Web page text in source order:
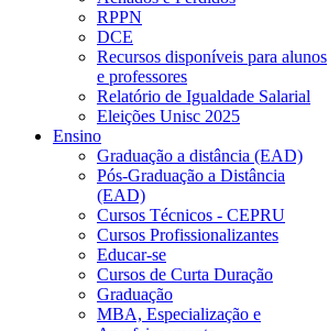
RPPN
DCE
Recursos disponíveis para alunos
e professores
Relatório de Igualdade Salarial
Eleições Unisc 2025
Ensino
Graduação a distância (EAD)
Pós-Graduação a Distância
(EAD)
Cursos Técnicos - CEPRU
Cursos Profissionalizantes
Educar-se
Cursos de Curta Duração
Graduação
MBA, Especialização e